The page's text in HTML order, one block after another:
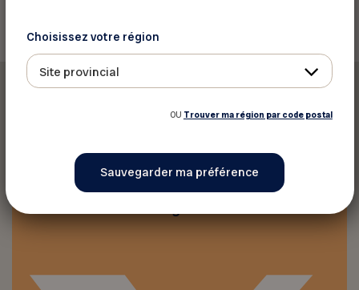
Imprimer ce rabais
Choisissez votre région
Site provincial
OU Trouver ma région par code postal